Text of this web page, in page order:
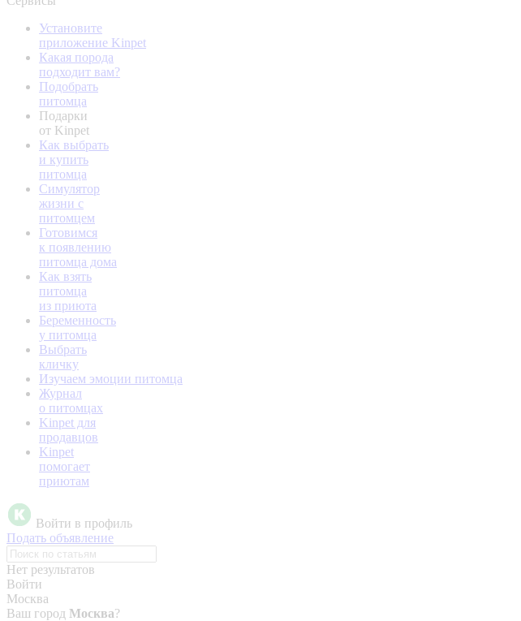
Установите
приложение Kinpet
Какая порода
подходит вам?
Подобрать
питомца
Подарки
от Kinpet
Как выбрать
и купить
питомца
Симулятор
жизни с
питомцем
Готовимся
к появлению
питомца дома
Как взять
питомца
из приюта
Беременность
у питомца
Выбрать
кличку
Изучаем эмоции питомца
Журнал
о питомцах
Kinpet для
продавцов
Kinpet
помогает
приютам
Войти в профиль
Подать объявление
Нет результатов
Войти
Москва
Ваш город Москва?